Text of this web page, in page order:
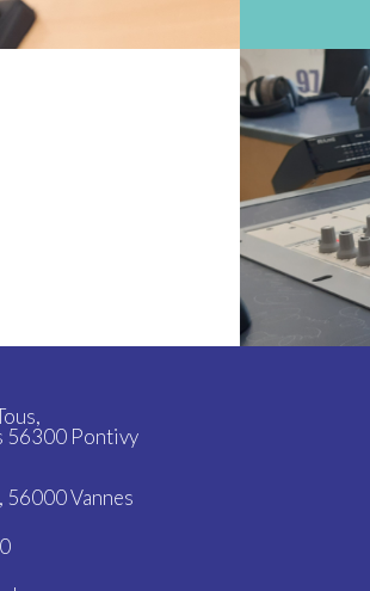
56300 Pontivy
56000 Vannes